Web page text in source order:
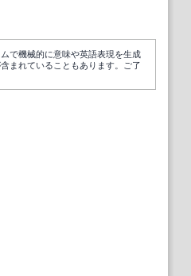
で機械的に意味や英語表現を生成
まれていることもあります。ご了